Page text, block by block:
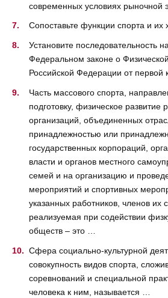
современных условиях рыночной
Сопоставьте функции спорта и их
Установите последовательность
Федеральном законе о
Российской Федерации от первой
Часть массового спорта,
подготовку, физическое развитие
организаций, объединенных
принадлежностью или
государственных корпораций,
власти и органов местного
семей и на организацию и
мероприятий и спортивных
указанных работников, членов их
реализуемая при содействии
обществ – это …
Сфера социально-культурной
совокупность видов спорта,
соревнований и специальной
человека к ним, называется …